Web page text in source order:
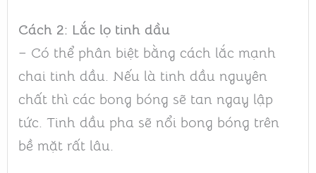
Cách 2: Lắc lọ tinh dầu
– Có thể phân biệt bằng cách lắc mạnh
chai tinh dầu. Nếu là tinh dầu nguyên
chất thì các bong bóng sẽ tan ngay lập
tức. Tinh dầu pha sẽ nổi bong bóng trên
bề mặt rất lâu.